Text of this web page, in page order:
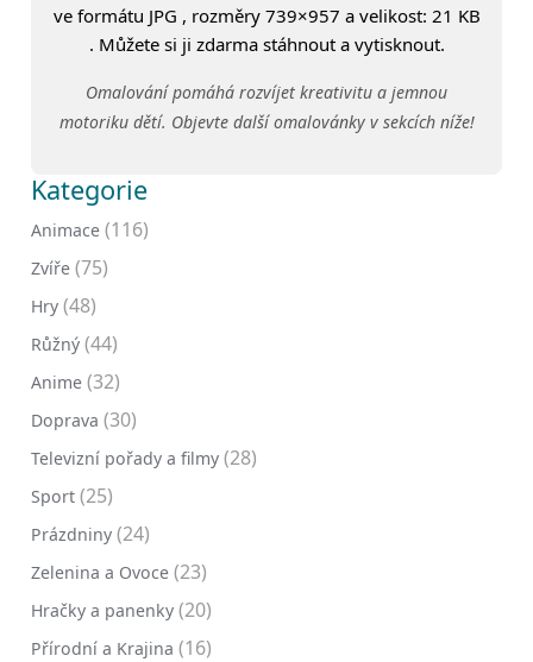
ve formátu JPG , rozměry 739×957 a velikost: 21 KB
. Můžete si ji zdarma stáhnout a vytisknout.
Omalování pomáhá rozvíjet kreativitu a jemnou
motoriku dětí. Objevte další omalovánky v sekcích níže!
Kategorie
Animace (116)
Zvíře (75)
Hry (48)
Růžný (44)
Anime (32)
Doprava (30)
Televizní pořady a filmy (28)
Sport (25)
Prázdniny (24)
Zelenina a Ovoce (23)
Hračky a panenky (20)
Přírodní a Krajina (16)